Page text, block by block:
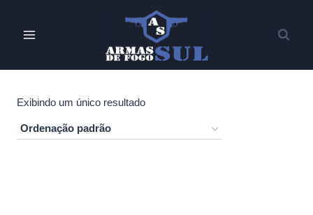
Exibindo um único resultado